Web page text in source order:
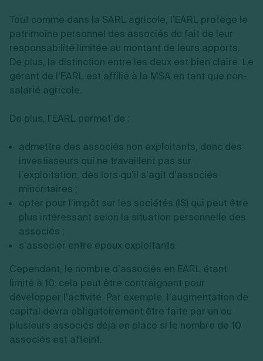
Tout comme dans la SARL agricole, l’EARL protège le
patrimoine personnel des associés du fait de leur
responsabilité limitée au montant de leurs apports.
De plus, la distinction entre les deux est bien claire. Le
gérant de l’EARL est affilié à la MSA en tant que non-
salarié agricole.
De plus, l’EARL permet de :
admettre des associés non exploitants, donc des
investisseurs qui ne travaillent pas sur
l’exploitation, dès lors qu’il s’agit d’associés
minoritaires ;
opter pour l’impôt sur les sociétés (IS) qui peut être
plus intéressant selon la situation personnelle des
associés ;
s’associer entre époux exploitants.
Cependant, le nombre d’associés en EARL étant
limité à 10, cela peut être contraignant pour
développer l’activité. Par exemple, l’augmentation de
capital devra obligatoirement être faite par un ou
plusieurs associés déjà en place si le nombre de 10
associés est atteint.